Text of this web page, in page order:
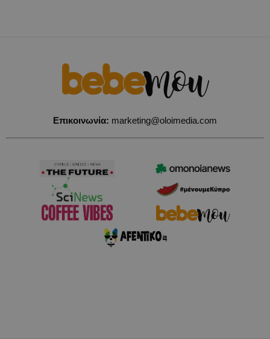
Επικοινωνία: marketing@oloimedia.com